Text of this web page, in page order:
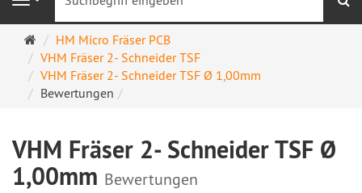
Startseite
HM Micro Fräser PCB
VHM Fräser 2- Schneider TSF
VHM Fräser 2- Schneider TSF Ø 1,00mm
Bewertungen
VHM Fräser 2- Schneider TSF Ø
1,00mm Bewertungen